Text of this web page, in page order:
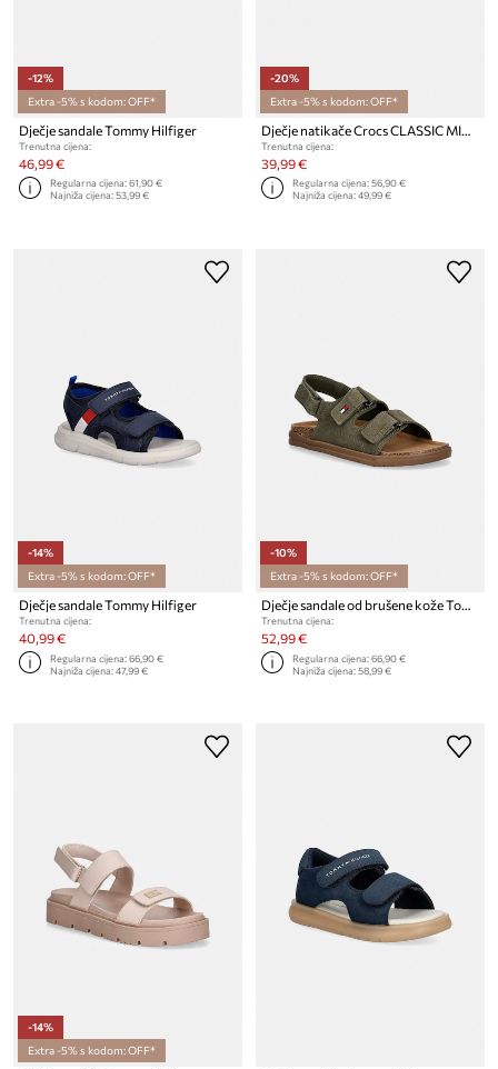
-12%
Extra -5% s kodom: OFF*
Dječje sandale Tommy Hilfiger
Trenutna cijena:
46,99 €
Regularna cijena:61,90 €
Najniža cijena:53,99 €
-20%
Extra -5% s kodom: OFF*
Trenutna cijena:
39,99 €
Regularna cijena:56,90 €
Najniža cijena:49,99 €
-14%
Extra -5% s kodom: OFF*
Dječje sandale Tommy Hilfiger
Trenutna cijena:
40,99 €
Regularna cijena:66,90 €
Najniža cijena:47,99 €
-10%
Extra -5% s kodom: OFF*
Dječje sandale od brušene kože Tommy Hilfiger
Trenutna cijena:
52,99 €
Regularna cijena:66,90 €
Najniža cijena:58,99 €
-14%
Extra -5% s kodom: OFF*